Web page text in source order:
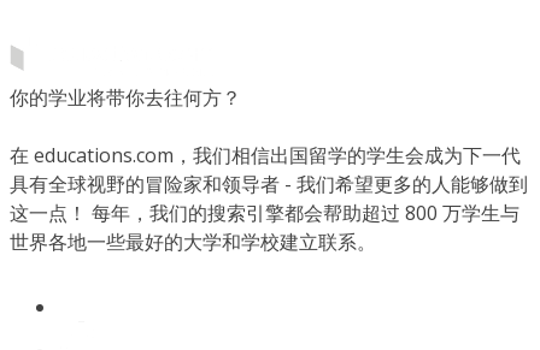
你的学业将带你去往何方？
在 educations.com，我们相信出国留学的学生会成为下一代
具有全球视野的冒险家和领导者 - 我们希望更多的人能够做到
这一点！ 每年，我们的搜索引擎都会帮助超过 800 万学生与
世界各地一些最好的大学和学校建立联系。